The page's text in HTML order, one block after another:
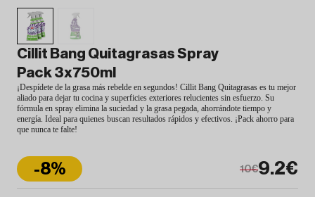
Cillit Bang Quitagrasas Spray
Pack 3x750ml
¡Despídete de la grasa más rebelde en segundos! Cillit Bang Quitagrasas es tu mejor
aliado para dejar tu cocina y superficies exteriores relucientes sin esfuerzo. Su
fórmula en spray elimina la suciedad y la grasa pegada, ahorrándote tiempo y
energía. Ideal para quienes buscan resultados rápidos y efectivos. ¡Pack ahorro para
que nunca te falte!
9.2€
-8% 10€